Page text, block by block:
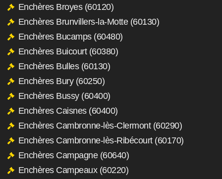
Enchères Broyes (60120)
Enchères Brunvillers-la-Motte (60130)
Enchères Bucamps (60480)
Enchères Buicourt (60380)
Enchères Bulles (60130)
Enchères Bury (60250)
Enchères Bussy (60400)
Enchères Caisnes (60400)
Enchères Cambronne-lès-Clermont (60290)
Enchères Cambronne-lès-Ribécourt (60170)
Enchères Campagne (60640)
Enchères Campeaux (60220)